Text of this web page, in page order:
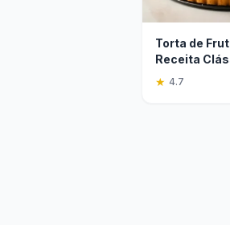
Torta de
Receita
Deliciosa
★ 4.7